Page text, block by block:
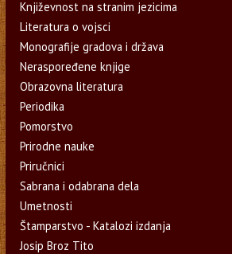
Književnost na stranim jezicima
Literatura o vojsci
Monografije gradova i država
Neraspoređene knjige
Obrazovna literatura
Periodika
Pomorstvo
Prirodne nauke
Priručnici
Sabrana i odabrana dela
Umetnosti
Štamparstvo - Katalozi izdanja
Josip Broz Tito